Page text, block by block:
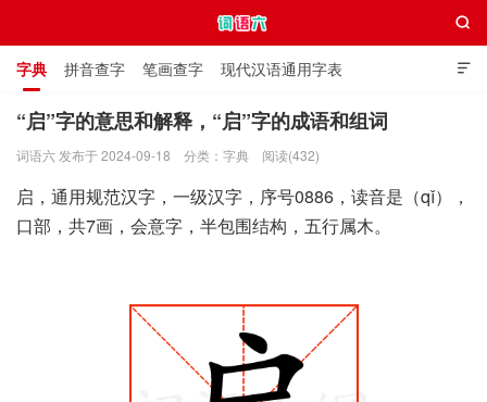

字典 拼音查字 笔画查字 现代汉语通用字表
通用规范汉字表 叠字大全 独体字大全 极简英语词典

“启”字的意思和解释，“启”字的成语和组词
词语六 发布于 2024-09-18 分类： 字典 阅读(432)
启，通用规范汉字，一级汉字，序号0886，读音是（qǐ），
口部，共7画，会意字，半包围结构，五行属木。